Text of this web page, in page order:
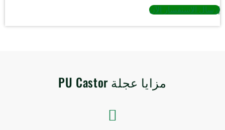
إرسال الاستفسار الآن
مزايا عجلة PU Castor